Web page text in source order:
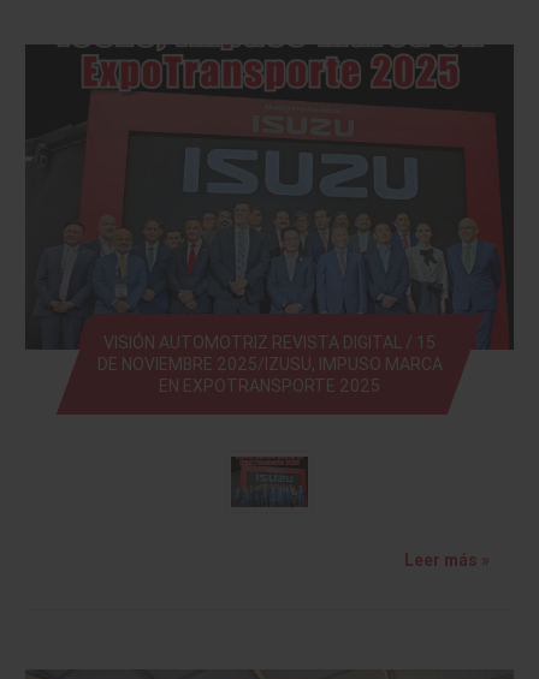
VISIÓN AUTOMOTRIZ REVISTA DIGITAL / 15
DE NOVIEMBRE 2025/IZUSU, IMPUSO MARCA
EN EXPOTRANSPORTE 2025
Leer más »